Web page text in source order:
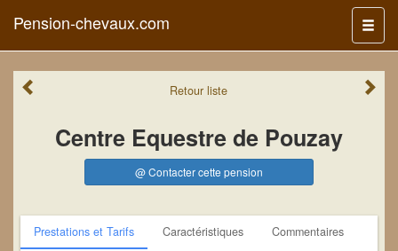
Menu
Pension-chevaux.com
Retourliste
Centre Equestre de Pouzay
@ Contacter cette pension
Prestations et Tarifs Caractéristiques
Commentaires